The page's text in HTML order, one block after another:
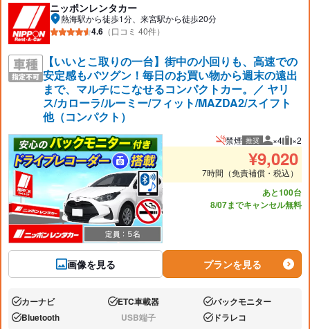
ニッポンレンタカー
熱海駅から徒歩1分、来宮駅から徒歩20分
4.6 （口コミ 40件）
【いいとこ取りの一台】街中の小回りも、高速での
安定感もバツグン！毎日のお買い物から週末の遠出
まで、マルチにこなせるコンパクトカー。／ ヤリ
ス/カローラ/ルーミー/フィット/MAZDA2/スイフト
他（コンパクト）
画像を見る
禁煙 推奨 推奨人数
×4 推奨
×2
¥9,020
7時間（免責補償・税込）
あと100台
8/07までキャンセル無料
プランを見る
あり:カーナビ あり:ETC車載器 あり:バックモニター
あり:Bluetooth なし:USB端子 あり:ドラレコ